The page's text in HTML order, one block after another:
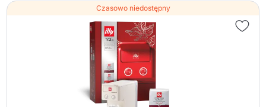
Czasowo niedostępny